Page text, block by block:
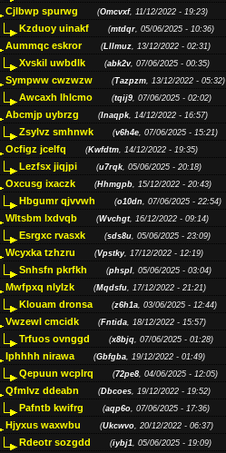
Cjlbwp spurwg (Omcvxf, 11/12/2022 - 19:23)
Kzduoy uinakf (mtdqr, 05/06/2025 - 10:36)
Aummqc eskror (Lllmuz, 13/12/2022 - 02:31)
Xvskil uwbdlk (abk2v, 07/06/2025 - 00:35)
Sympww cwzwzw (Tazpzm, 13/12/2022 - 05:32)
Awcaxh lhlcmo (tqij9, 07/06/2025 - 02:02)
Abcmjp uybrzg (Inaqpk, 14/12/2022 - 16:57)
Zsylvz smhnwk (v6h4e, 07/06/2025 - 15:21)
Ocfigz jcelfq (Kwfdtm, 14/12/2022 - 19:35)
Lezfsx jiqjpi (u7rqk, 05/06/2025 - 20:18)
Oxcusg ixaczk (Hhmgpb, 15/12/2022 - 20:43)
Hbgumr qjvvwh (o10dn, 07/06/2025 - 22:54)
Wltsbm lxdvqb (Wvchgt, 16/12/2022 - 09:14)
Esrgxc rvasxk (sds8u, 05/06/2025 - 23:09)
Wcyxka tzhzru (Vpstky, 17/12/2022 - 12:19)
Snhsfn pkrfkh (phspl, 05/06/2025 - 03:04)
Mwfpxq nlylzk (Mqdsfu, 17/12/2022 - 21:21)
Klouam dronsa (z6h1a, 03/06/2025 - 12:44)
Vwzewl cmcidk (Fntida, 18/12/2022 - 15:57)
Trfuos ovnggd (x8bjq, 07/06/2025 - 01:28)
Iphhhh nirawa (Gbfgba, 19/12/2022 - 01:49)
Qepuun wcplrq (72pe8, 04/06/2025 - 12:05)
Qfmlvz ddeabn (Dbcoes, 19/12/2022 - 19:52)
Pafntb kwifrg (aqp6o, 07/06/2025 - 17:36)
Hjyxus waxwbu (Ukcwvo, 20/12/2022 - 06:37)
Rdeotr sozgdd (iybj1, 05/06/2025 - 19:09)